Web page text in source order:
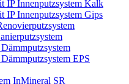
IP Innenputzsystem Kalk
IP Innenputzsystem Gips
EPS
InMineral SR